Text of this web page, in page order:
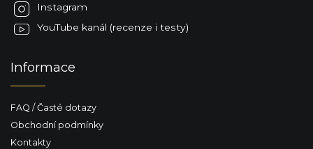
Instagram
YouTube kanál (recenze i testy)
Informace
FAQ / Časté dotazy
Obchodní podmínky
Kontakty